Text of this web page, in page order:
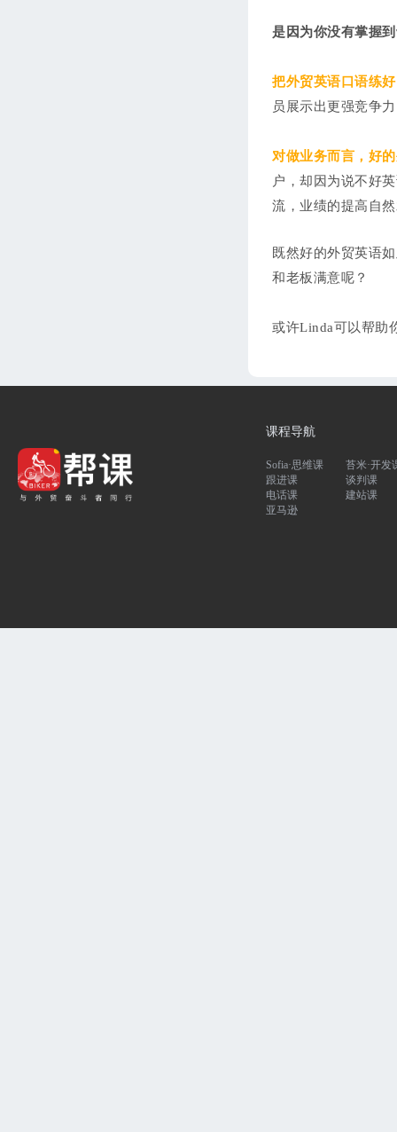
是因为你没有掌握
把外贸英语口语练
员展示出更强竞争
对做业务而言，好
户，却因为说不好
流，业绩的提高自
既然好的外贸英语
和老板满意呢？
或许Linda可以帮助
课程导航
Sofia·思维课
苔米·开发
跟进课
谈判课
电话课
建站课
亚马逊